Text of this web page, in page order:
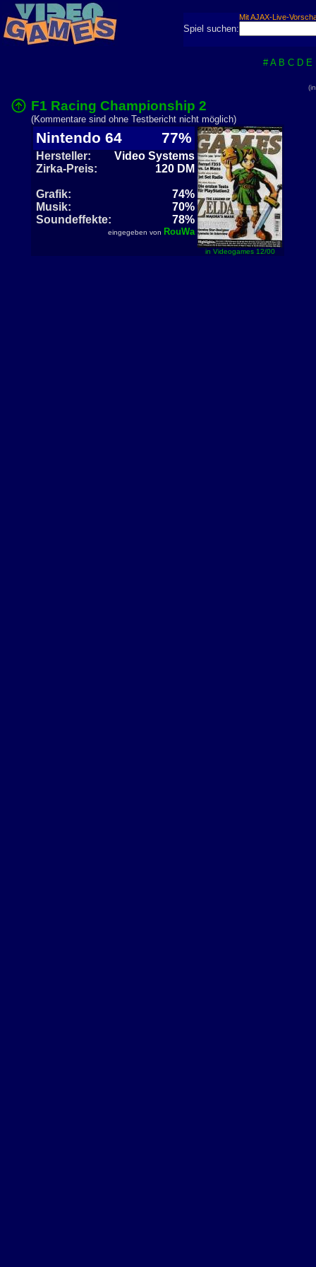
Mit AJAX-Live-
Spiel suchen:
# A B C D E
F1 Racing Championship 2
(Kommentare sind ohne Testbericht nicht möglich)
Nintendo 64 77%
Hersteller:
Video Systems
Zirka-Preis:
120 DM
Grafik:
74%
Musik:
70%
Soundeffekte:
78%
eingegeben von RouWa
in Videogames 12/00